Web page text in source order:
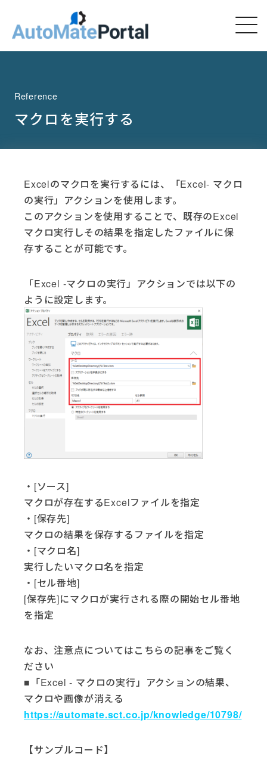
Reference
マクロを実行する
Excelのマクロを実行するには、「Excel- マクロ
の実行」アクションを使用します。
このアクションを使用することで、既存のExcel
マクロ実行しその結果を指定したファイルに保
存することが可能です。
「Excel -マクロの実行」アクションでは以下の
ように設定します。
・[ソース]
マクロが存在するExcelファイルを指定
・[保存先]
マクロの結果を保存するファイルを指定
・[マクロ名]
実行したいマクロ名を指定
・[セル番地]
[保存先]にマクロが実行される際の開始セル番地
を指定
なお、注意点についてはこちらの記事をご覧く
ださい
■「Excel - マクロの実行」アクションの結果、
マクロや画像が消える
https://automate.sct.co.jp/knowledge/10798/
【サンプルコード】